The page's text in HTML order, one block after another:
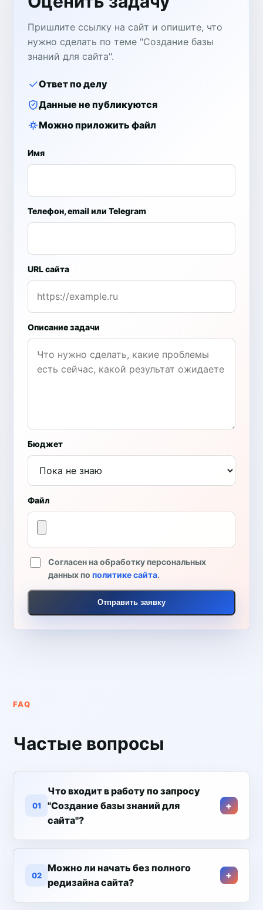
Пришлите ссылку на сайт и опишите, что
нужно сделать по теме "Создание базы
знаний для сайта".
Ответ по делу
Данные не публикуются
Можно приложить файл
Имя
Телефон, email или Telegram
URL сайта
Описание задачи
Бюджет
Файл
Согласен на обработку персональных
данных пополитике сайта.
Отправить заявку
FAQ
Частые вопросы
01
Что входит в работу по запросу
"Создание базы знаний для
сайта"?
02
Можно ли начать без полного
редизайна сайта?